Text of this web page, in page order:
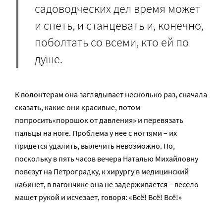
садоводческих дел время может
и спеть, и станцевать и, конечно,
поболтать со всеми, кто ей по
душе.
К волонтерам она заглядывает несколько раз, сначала
сказать, какие они красивые, потом
попросить«порошок от давления» и перевязать
пальцы на ноге. Проблема у нее с ногтями – их
придется удалить, вылечить невозможно. Но,
поскольку в пять часов вечера Наталью Михайловну
повезут на Петроградку, к хирургу в медицинский
кабинет, в вагончике она не задерживается – весело
машет рукой и исчезает, говоря: «Всё! Всё! Всё!»